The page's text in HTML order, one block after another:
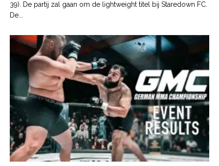
39). De partij zal gaan om de lightweight titel bij Staredown FC.
De...